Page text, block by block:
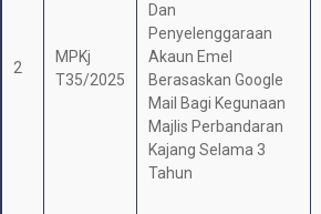
2
MPKj
T35/2025
Dan
Penyelenggaraan
Akaun Emel
Berasaskan Google
Mail Bagi Kegunaan
Majlis Perbandaran
Kajang Selama 3
Tahun